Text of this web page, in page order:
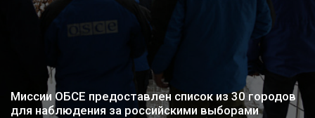
Миссии ОБСЕ предоставлен список из 30 городов
для наблюдения за российскими выборами